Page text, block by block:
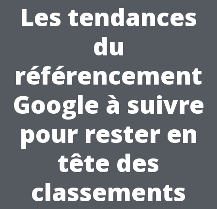
Les tendances
du
référencement
Google à suivre
pour rester en
tête des
classements